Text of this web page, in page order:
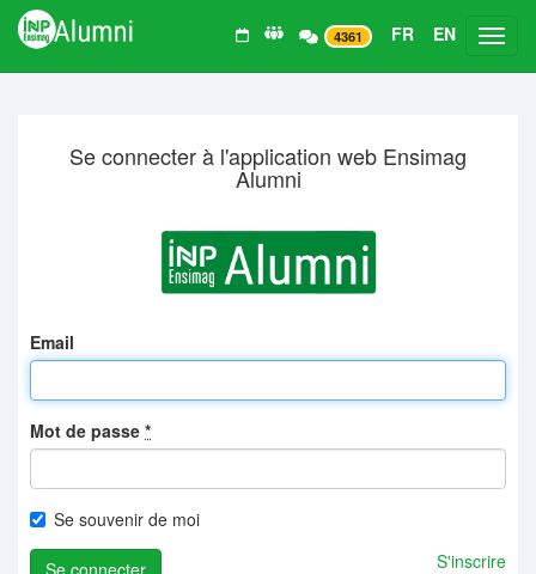
4361 FR EN
Se connecter à l'application web Ensimag
Alumni
Email
Mot de passe *
Se souvenir de moi
S'inscrire